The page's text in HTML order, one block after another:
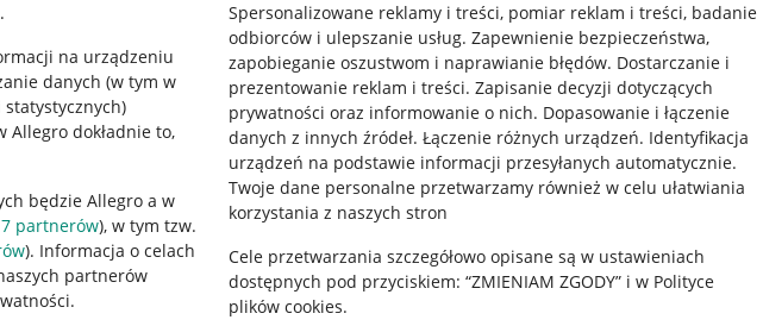
na urządzeniu
danych (w tym w
Allegro dokładnie to,
będzie Allegro a w
partnerów), w tym tzw.
). Informacja o celach
partnerów
Spersonalizowane reklamy i treści, pomiar reklam i treści, badanie
odbiorców i ulepszanie usług. Zapewnienie bezpieczeństwa,
zapobieganie oszustwom i naprawianie błędów. Dostarczanie i
prezentowanie reklam i treści. Zapisanie decyzji dotyczących
prywatności oraz informowanie o nich. Dopasowanie i łączenie
danych z innych źródeł. Łączenie różnych urządzeń. Identyfikacja
urządzeń na podstawie informacji przesyłanych automatycznie.
Twoje dane personalne przetwarzamy również w celu ułatwiania
korzystania z naszych stron
Cele przetwarzania szczegółowo opisane są w ustawieniach
dostępnych pod przyciskiem: “ZMIENIAM ZGODY” i w Polityce
plików cookies.
Regulamin
Polityka plików "cookies"
Ustawienia plików "cookies"
Pobierz aplikację